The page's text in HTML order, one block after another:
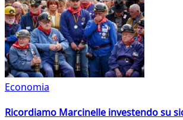
Economia
Ricordiamo Marcinelle investendo su